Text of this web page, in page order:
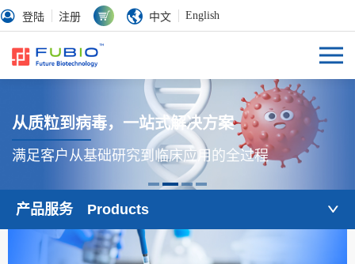
登陆 注册 中文 English
从质粒到病毒，一站式解决方案
满足客户从基础研究到临床应用的全过程
产品服务 Products